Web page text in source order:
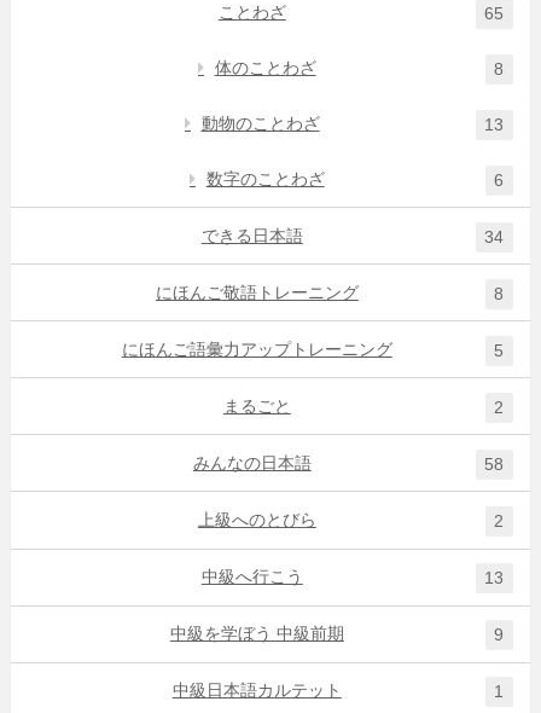
ことわざ 65
体のことわざ 8
動物のことわざ 13
数字のことわざ 6
できる日本語 34
にほんご敬語トレーニング 8
にほんご語彙力アップトレーニング 5
まるごと 2
みんなの日本語 58
上級へのとびら 2
中級へ行こう 13
中級を学ぼう 中級前期 9
中級日本語カルテット 1